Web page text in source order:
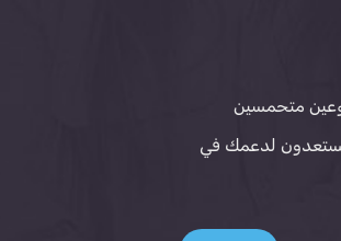
متحمسين
لدعمك في